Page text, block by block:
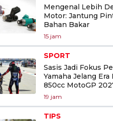
Mengenal Lebih
Motor: Jantung
Bahan Bakar
15 jam
SPORT
Sasis Jadi Fokus
Yamaha Jelang
850cc MotoGP
19 jam
TIPS